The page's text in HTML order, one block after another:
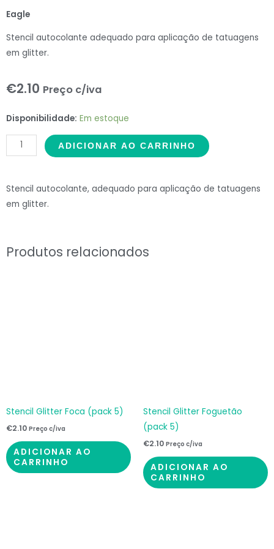
Eagle
Stencil autocolante adequado para aplicação de tatuagens
em glitter.
€2.10 Preço c/iva
Disponibilidade: Em estoque
Stencil
Glitter
Águia
quantidade
ADICIONAR AO CARRINHO
Stencil autocolante, adequado para aplicação de tatuagens
em glitter.
Produtos relacionados
Stencil Glitter Foca (pack 5)
€2.10 Preço c/iva
ADICIONAR AO
CARRINHO
Stencil Glitter Foguetão
(pack 5)
€2.10 Preço c/iva
ADICIONAR AO
CARRINHO